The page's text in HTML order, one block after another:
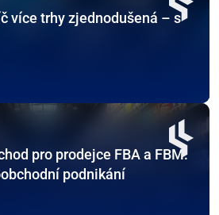
více trhy zjednodušená – s
pro prodejce FBA a FBM:
podnikání